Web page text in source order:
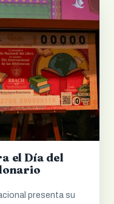
el Día del
presenta su